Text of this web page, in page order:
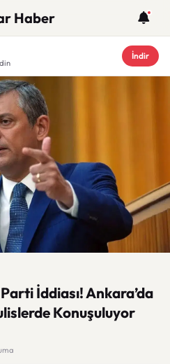
Haber
İndir
İddiası! Ankara’da
Konuşuluyor